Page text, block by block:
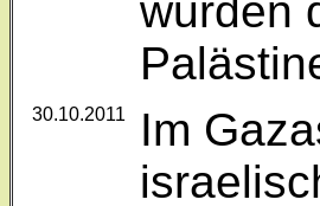
wurden
30.10.2011
Im